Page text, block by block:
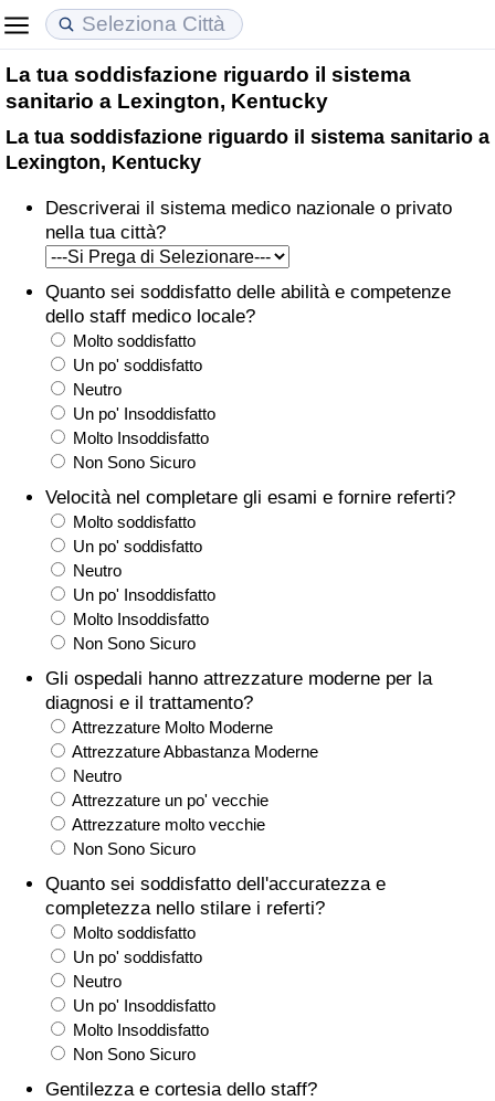
La tua soddisfazione riguardo il sistema
sanitario a Lexington, Kentucky
La tua soddisfazione riguardo il sistema sanitario a
Lexington, Kentucky
Descriverai il sistema medico nazionale o privato
nella tua città?
Quanto sei soddisfatto delle abilità e competenze
dello staff medico locale?
Molto soddisfatto
Un po' soddisfatto
Neutro
Un po' Insoddisfatto
Molto Insoddisfatto
Non Sono Sicuro
Velocità nel completare gli esami e fornire referti?
Molto soddisfatto
Un po' soddisfatto
Neutro
Un po' Insoddisfatto
Molto Insoddisfatto
Non Sono Sicuro
Gli ospedali hanno attrezzature moderne per la
diagnosi e il trattamento?
Attrezzature Molto Moderne
Attrezzature Abbastanza Moderne
Neutro
Attrezzature un po' vecchie
Attrezzature molto vecchie
Non Sono Sicuro
Quanto sei soddisfatto dell'accuratezza e
completezza nello stilare i referti?
Molto soddisfatto
Un po' soddisfatto
Neutro
Un po' Insoddisfatto
Molto Insoddisfatto
Non Sono Sicuro
Gentilezza e cortesia dello staff?
Costo della vita
Indice Del Costo Della Vita (corrente)
Indice Del Costo Della Vita
Indice del Costo della Vita per Nazione
ad Aqaba
Prezzi degli immobili
Indice del Prezzo delle Case (Corrente)
Indice del Prezzo delle Case
Indice del Prezzo delle Case per Nazione
Qualità della Vita
Indice della Qualità della Vita
Indice della Qualità della Vita (Corrente)
Indice della qualità della vita per Paese
Criminalità
Indice del Tasso di Criminalità (Corrente)
Indice della Criminalità
Assistenza Sanitaria
Indice dell’Assistenza Sanitaria (Corrente)
Indice dell’Assistenza Sanitaria
Indice dell’Assistenza Sanitaria per
Nazione
Inquinamento
Indice dell’Inquinamento (Corrente)
Indice di inquinamento
Indice dell’Inquinamento per Nazione
Traffico
Indice del Traffico